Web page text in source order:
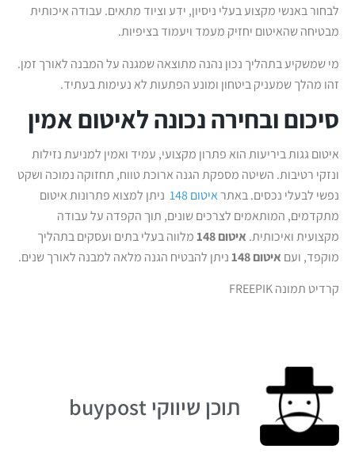
לבחור באנשי מקצוע בעלי ניסיון, ידע וציוד מתאים. עבודה איכותית
מבטיחה שהאיטום יחזיק מעמד ויעמוד בציפיות.
מי שמשקיע בתהליך נכון נהנה מתוצאה שמגנה על המבנה לאורך זמן.
זהו מהלך שמעניק ביטחון ומונע הפתעות לא נעימות בעתיד.
סיכום ובחירה נכונה לאיטום אמין
איטום גגות ביריעות הוא פתרון מקצועי, עמיד ואמין למניעת נזילות
ונזקי רטיבות. השיטה מספקת הגנה ארוכת טווח, תחזוקה נמוכה ושקט
נפשי לבעלי נכסים. באתראיטום 148
ניתן למצוא פתרונות איטום
מתקדמים, המותאמים לצרכים שונים, תוך הקפדה על עבודה
מקצועית ואיכותית.איטום 148
מלווה בעלי בתים ועסקים בתהליך
מוקפד, ועםאיטום 148
ניתן להבטיח הגנה מלאה למבנה לאורך שנים.
קרדיט תמונה FREEPIK
תוכן שיווקי buypost